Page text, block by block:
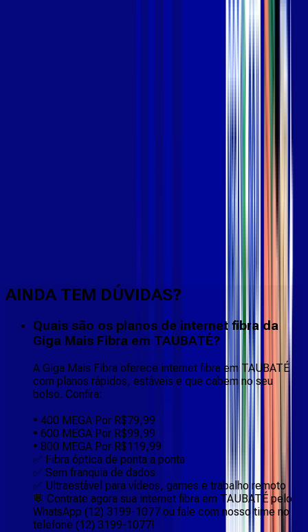
AINDA TEM DÚVIDAS?
Quais são os planos de internet fibra da
Giga Mais Fibra em TAUBATÉ?
A Giga Mais Fibra oferece internet fibra em TAUBATÉ
com planos rápidos, estáveis e que cabem no seu
bolso. Confira:
• 400 MEGA Por R$79,99
• 600 MEGA Por R$99,99
• 800 MEGA Por R$119,99
✅ Fibra óptica de ponta a ponta
✅ Sem franquia de dados
✅ Ultraestável para vídeos, games e trabalho remoto
💬 Contrate agora sua internet fibra em TAUBATÉ pelo
WhatsApp (12) 3199-1077 ou fale com nosso time no
telefone (12) 3199-1077!